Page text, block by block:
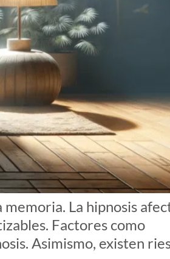
La hipnosis
Factores como
Asimismo, existen